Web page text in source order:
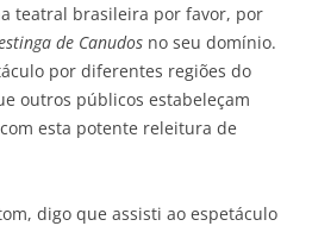
teatral brasileira por favor, por
de Canudos no seu domínio.
por diferentes regiões do
outros públicos estabeleçam
esta potente releitura de
digo que assisti ao espetáculo